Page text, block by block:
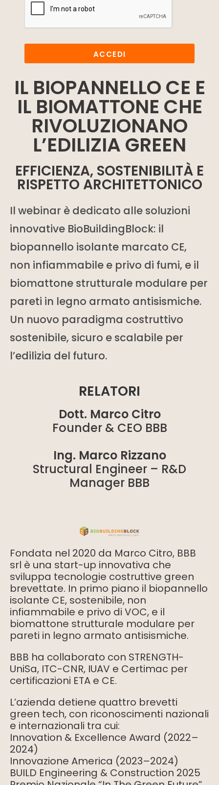
ACCEDI
IL BIOPANNELLO CE E
IL BIOMATTONE CHE
RIVOLUZIONANO
L’EDILIZIA GREEN
EFFICIENZA, SOSTENIBILITÀ E
RISPETTO ARCHITETTONICO
Il webinar è dedicato alle soluzioni
innovative BioBuildingBlock: il
biopannello isolante marcato CE,
non infiammabile e privo di fumi, e il
biomattone strutturale modulare per
pareti in legno armato antisismiche.
Un nuovo paradigma costruttivo
sostenibile, sicuro e scalabile per
l’edilizia del futuro.
RELATORI
Dott. Marco Citro
Founder & CEO BBB
Ing. Marco Rizzano
Structural Engineer – R&D
Manager BBB
Fondata nel 2020 da Marco Citro, BBB
srl è una start-up innovativa che
sviluppa tecnologie costruttive green
brevettate. In primo piano il biopannello
isolante CE, sostenibile, non
infiammabile e privo di VOC, e il
biomattone strutturale modulare per
pareti in legno armato antisismiche.
BBB ha collaborato con STRENGTH-
UniSa, ITC-CNR, IUAV e Certimac per
certificazioni ETA e CE.
L’azienda detiene quattro brevetti
green tech, con riconoscimenti nazionali
e internazionali tra cui:
Innovation & Excellence Award (2022–
2024)
Innovazione America (2023–2024)
BUILD Engineering & Construction 2025